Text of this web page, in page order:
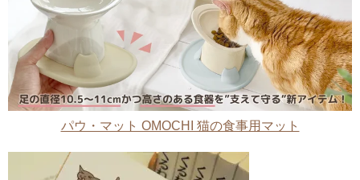
パウ・マット OMOCHI 猫の食事用マット